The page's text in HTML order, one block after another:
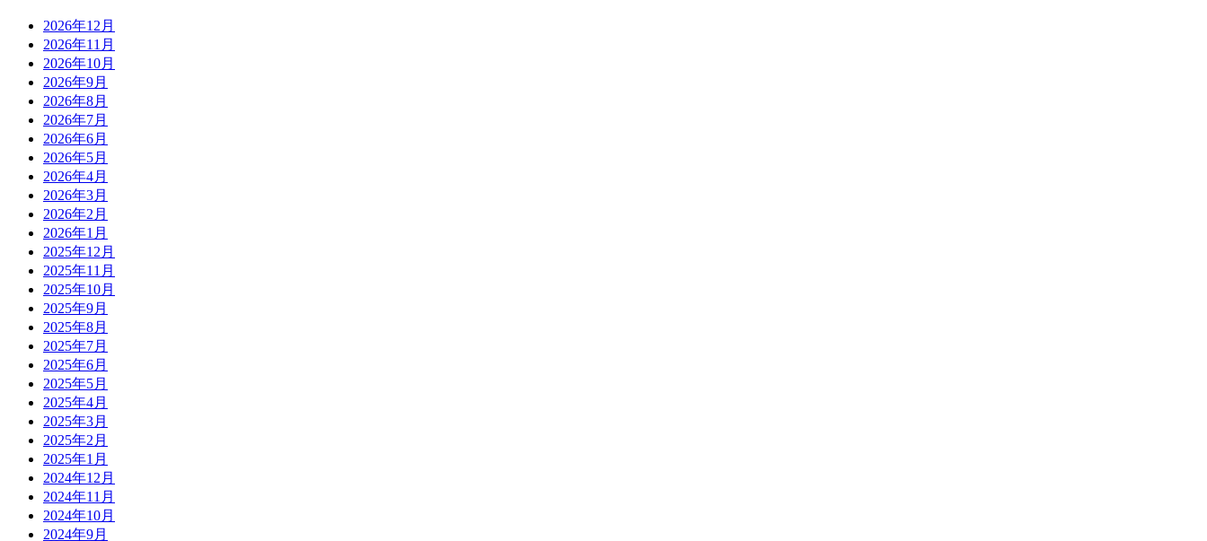
2026年12月
2026年11月
2026年10月
2026年9月
2026年8月
2026年7月
2026年6月
2026年5月
2026年4月
2026年3月
2026年2月
2026年1月
2025年12月
2025年11月
2025年10月
2025年9月
2025年8月
2025年7月
2025年6月
2025年5月
2025年4月
2025年3月
2025年2月
2025年1月
2024年12月
2024年11月
2024年10月
2024年9月